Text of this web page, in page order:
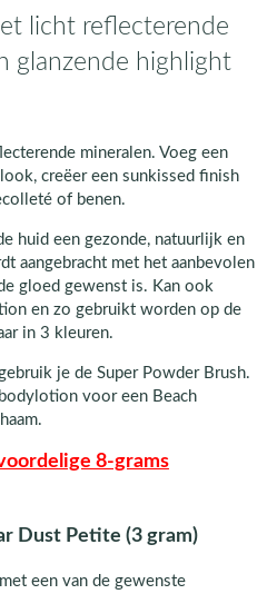
licht reflecterende
glanzende highlight
mineralen. Voeg een
creëer een sunkissed finish
of benen.
huid een gezonde, natuurlijk en
aangebracht met het aanbevolen
gloed gewenst is. Kan ook
en zo gebruikt worden op de
in 3 kleuren.
je de Super Powder Brush.
voor een Beach
8-grams
Dust Petite (3 gram)
een van de gewenste